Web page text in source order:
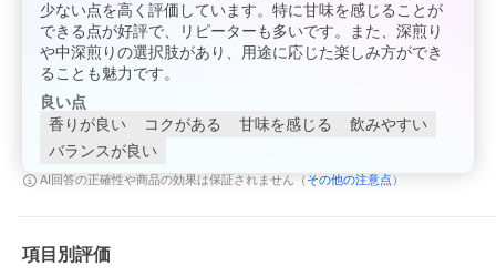
少ない点を高く評価しています。特に甘味を感じることが
できる点が好評で、リピーターも多いです。また、深煎り
や中深煎りの選択肢があり、用途に応じた楽しみ方ができ
ることも魅力です。
良い点
香りが良い
コクがある 甘味を感じる
飲みやすい
バランスが良い
AI回答の正確性や商品の効果は保証されません（ その他の注意点 ）
項目別評価